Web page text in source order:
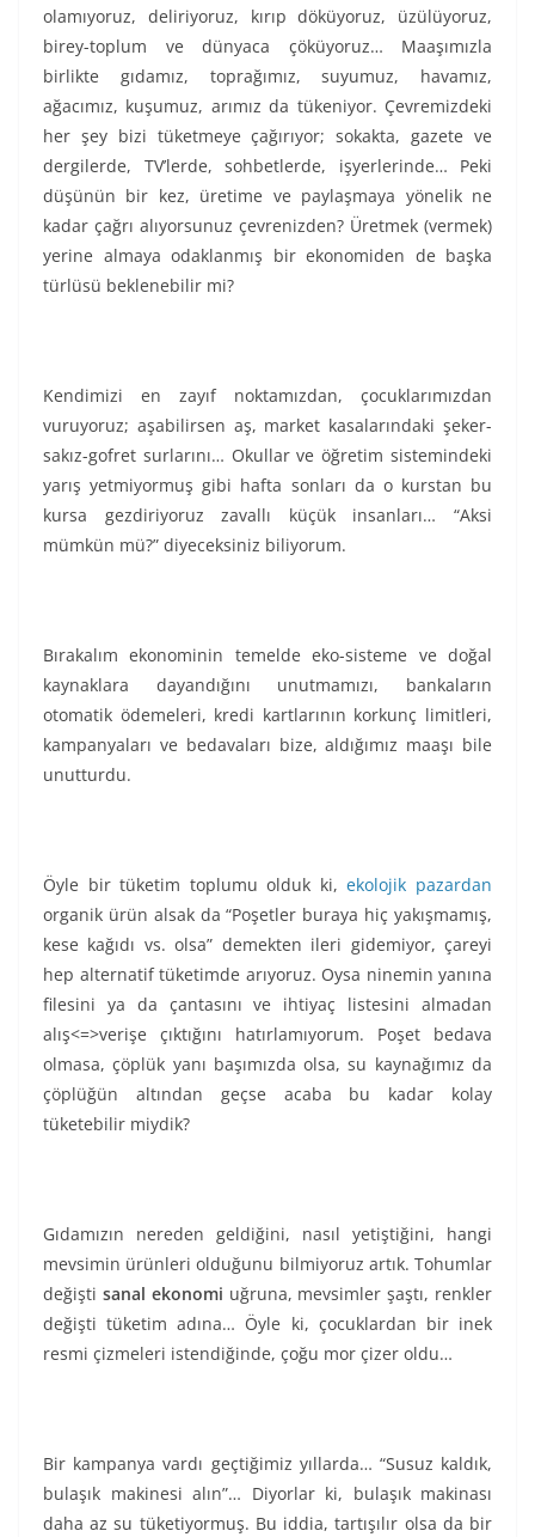
olamıyoruz, deliriyoruz, kırıp döküyoruz, üzülüyoruz,
birey-toplum ve dünyaca çöküyoruz… Maaşımızla
birlikte gıdamız, toprağımız, suyumuz, havamız,
ağacımız, kuşumuz, arımız da tükeniyor. Çevremizdeki
her şey bizi tüketmeye çağırıyor; sokakta, gazete ve
dergilerde, TV’lerde, sohbetlerde, işyerlerinde… Peki
düşünün bir kez, üretime ve paylaşmaya yönelik ne
kadar çağrı alıyorsunuz çevrenizden? Üretmek (vermek)
yerine almaya odaklanmış bir ekonomiden de başka
türlüsü beklenebilir mi?
Kendimizi en zayıf noktamızdan, çocuklarımızdan
vuruyoruz; aşabilirsen aş, market kasalarındaki şeker-
sakız-gofret surlarını… Okullar ve öğretim sistemindeki
yarış yetmiyormuş gibi hafta sonları da o kurstan bu
kursa gezdiriyoruz zavallı küçük insanları… “Aksi
mümkün mü?” diyeceksiniz biliyorum.
Bırakalım ekonominin temelde eko-sisteme ve doğal
kaynaklara dayandığını unutmamızı, bankaların
otomatik ödemeleri, kredi kartlarının korkunç limitleri,
kampanyaları ve bedavaları bize, aldığımız maaşı bile
unutturdu.
Öyle bir tüketim toplumu olduk ki,ekolojik pazardan
organik ürün alsak da “Poşetler buraya hiç yakışmamış,
kese kağıdı vs. olsa” demekten ileri gidemiyor, çareyi
hep alternatif tüketimde arıyoruz. Oysa ninemin yanına
filesini ya da çantasını ve ihtiyaç listesini almadan
alış<=>verişe çıktığını hatırlamıyorum. Poşet bedava
olmasa, çöplük yanı başımızda olsa, su kaynağımız da
çöplüğün altından geçse acaba bu kadar kolay
tüketebilir miydik?
Gıdamızın nereden geldiğini, nasıl yetiştiğini, hangi
mevsimin ürünleri olduğunu bilmiyoruz artık. Tohumlar
değişti sanal ekonomi uğruna, mevsimler şaştı, renkler
değişti tüketim adına… Öyle ki, çocuklardan bir inek
resmi çizmeleri istendiğinde, çoğu mor çizer oldu…
Bir kampanya vardı geçtiğimiz yıllarda… “Susuz kaldık,
bulaşık makinesi alın”… Diyorlar ki, bulaşık makinası
daha az su tüketiyormuş. Bu iddia, tartışılır olsa da bir